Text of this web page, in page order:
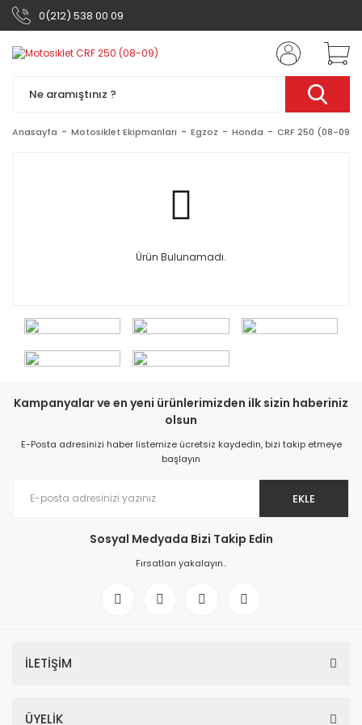
0(212) 538 00 09
Anasayfa Motosiklet Ekipmanları Egzoz Honda CRF 250 (08-09)
Ürün Bulunamadı.
Kampanyalar ve en yeni ürünlerimizden ilk sizin haberiniz
olsun
E-Posta adresinizi haber listemize ücretsiz kaydedin, bizi takip etmeye
başlayın
EKLE
Sosyal Medyada Bizi Takip Edin
Fırsatları yakalayın..
İLETİŞİM
ÜYELİK